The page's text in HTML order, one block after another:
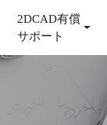
2DCAD有償
サポート